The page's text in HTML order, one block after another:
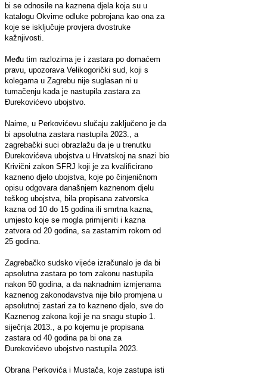
bi se odnosile na kaznena djela koja su u
katalogu Okvirne odluke pobrojana kao ona za
koje se isključuje provjera dvostruke
kažnjivosti.
Među tim razlozima je i zastara po domaćem
pravu, upozorava Velikogorički sud, koji s
kolegama u Zagrebu nije suglasan ni u
tumačenju kada je nastupila zastara za
Đurekovićevo ubojstvo.
Naime, u Perkovićevu slučaju zaključeno je da
bi apsolutna zastara nastupila 2023., a
zagrebački suci obrazlažu da je u trenutku
Đurekovićeva ubojstva u Hrvatskoj na snazi bio
Krivični zakon SFRJ koji je za kvalificirano
kazneno djelo ubojstva, koje po činjeničnom
opisu odgovara današnjem kaznenom djelu
teškog ubojstva, bila propisana zatvorska
kazna od 10 do 15 godina ili smrtna kazna,
umjesto koje se mogla primijeniti i kazna
zatvora od 20 godina, sa zastarnim rokom od
25 godina.
Zagrebačko sudsko vijeće izračunalo je da bi
apsolutna zastara po tom zakonu nastupila
nakon 50 godina, a da naknadnim izmjenama
kaznenog zakonodavstva nije bilo promjena u
apsolutnoj zastari za to kazneno djelo, sve do
Kaznenog zakona koji je na snagu stupio 1.
siječnja 2013., a po kojemu je propisana
zastara od 40 godina pa bi ona za
Đurekovićevo ubojstvo nastupila 2023.
Obrana Perkovića i Mustača, koje zastupa isti